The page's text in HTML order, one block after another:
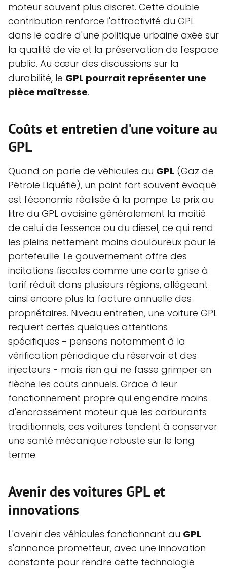
moteur souvent plus discret. Cette double
contribution renforce l'attractivité du GPL
dans le cadre d'une politique urbaine axée sur
la qualité de vie et la préservation de l'espace
public. Au cœur des discussions sur la
durabilité, le GPL pourrait représenter une
pièce maîtresse.
Coûts et entretien d'une voiture au
GPL
Quand on parle de véhicules au GPL (Gaz de
Pétrole Liquéfié), un point fort souvent évoqué
est l'économie réalisée à la pompe. Le prix au
litre du GPL avoisine généralement la moitié
de celui de l'essence ou du diesel, ce qui rend
les pleins nettement moins douloureux pour le
portefeuille. Le gouvernement offre des
incitations fiscales comme une carte grise à
tarif réduit dans plusieurs régions, allégeant
ainsi encore plus la facture annuelle des
propriétaires. Niveau entretien, une voiture GPL
requiert certes quelques attentions
spécifiques - pensons notamment à la
vérification périodique du réservoir et des
injecteurs - mais rien qui ne fasse grimper en
flèche les coûts annuels. Grâce à leur
fonctionnement propre qui engendre moins
d'encrassement moteur que les carburants
traditionnels, ces voitures tendent à conserver
une santé mécanique robuste sur le long
terme.
Avenir des voitures GPL et
innovations
L'avenir des véhicules fonctionnant au GPL
s'annonce prometteur, avec une innovation
constante pour rendre cette technologie